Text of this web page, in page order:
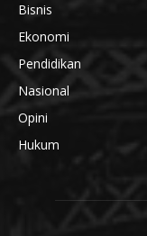
Bisnis
Ekonomi
Pendidikan
Nasional
Opini
Hukum